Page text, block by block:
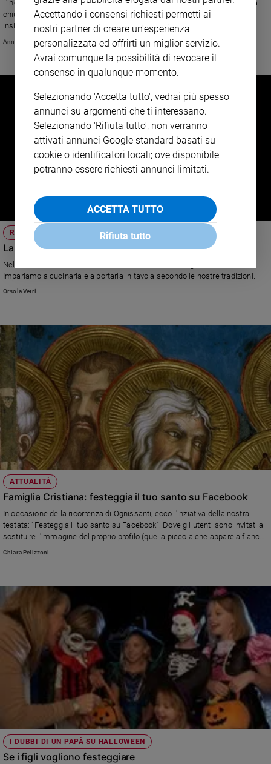
L'incontro con l'esigua minoranza cattolica e la celebrazione della Messa
chiudono la visita di Jorge Mario Bergoglio voluta per commemorare
insieme con i Luterani i 500 anni della Riforma. Una tappa storica nel
cammino ecumenico e nella ricerca di unità tra le diverse confessioni
cristiane.
Annachiara Valle
RICETTE
La zucca in tavola... le migliori ricette
Nella nostra cucina la zucca è alla base di numerose gustose ricette.
Impariamo a cucinarla e a portarla in tavola secondo le nostre tradizioni.
Orsola Vetri
ATTUALITÀ
Famiglia Cristiana: festeggia il tuo santo su Facebook
In occasione della ricorrenza di Ognissanti, ecco l'inziativa della nostra
testata: "Festeggia il tuo santo su Facebook". Dove gli utenti sono invitati a
sostituire l'immagine del proprio profilo (quella piccola che appare a fianco
di ogni commento/post) con una del santo "preferito" (quello del proprio
Chiara Pelizzoni
I DUBBI DI UN PAPÀ SU HALLOWEEN
Se i figli vogliono festeggiare
Accettando i consensi richiesti permetti ai
nostri partner di creare un'esperienza
personalizzata ed offrirti un miglior servizio.
Avrai comunque la possibilità di revocare il
consenso in qualunque momento.
Selezionando 'Accetta tutto', vedrai più spesso
annunci su argomenti che ti interessano.
Selezionando 'Rifiuta tutto', non verranno
attivati annunci Google standard basati su
cookie o identificatori locali; ove disponibile
potranno essere richiesti annunci limitati.
ACCETTA TUTTO
Rifiuta tutto